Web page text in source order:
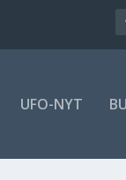
UFO-NYT